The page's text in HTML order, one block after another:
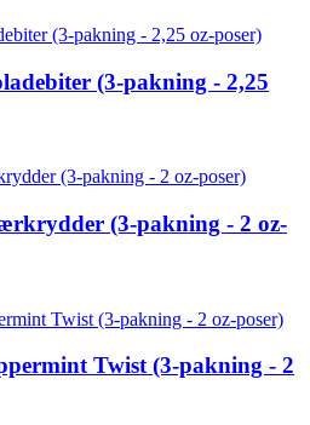
(3-pakning - 2,25
(3-pakning - 2 oz-
Twist (3-pakning - 2